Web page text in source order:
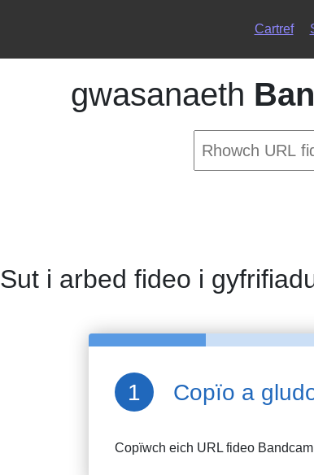
Cartref
gwasanaeth
Sut i arbed fideo i
Copïo a
Copïwch eich URL fideo